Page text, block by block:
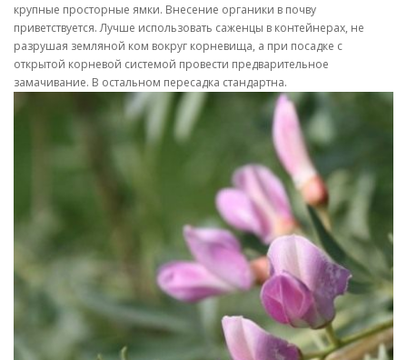
крупные просторные ямки. Внесение органики в почву
приветствуется. Лучше использовать саженцы в контейнерах, не
разрушая земляной ком вокруг корневища, а при посадке с
открытой корневой системой провести предварительное
замачивание. В остальном пересадка стандартна.